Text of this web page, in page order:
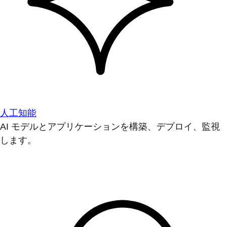
人工知能
AI モデルとアプリケーションを構築、デプロイ、監視
します。